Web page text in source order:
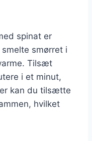
spinat er
smørret i
Tilsæt
i et minut,
kan du tilsætte
hvilket